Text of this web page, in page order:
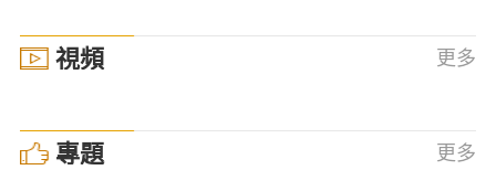
視頻 更多
專題 更多